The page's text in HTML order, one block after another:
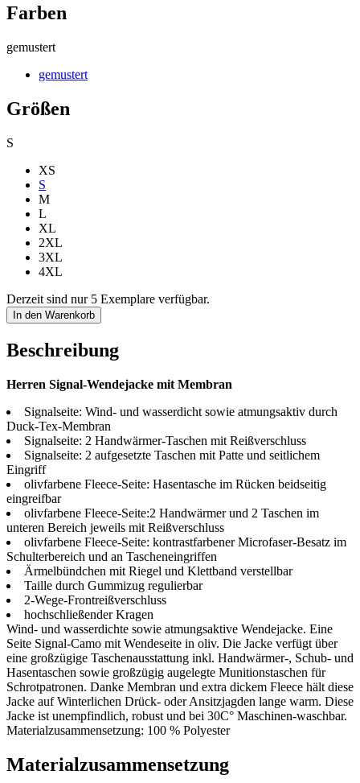
Farben
gemustert
gemustert
Größen
S
XS
S
M
L
XL
2XL
3XL
4XL
Derzeit sind nur 5 Exemplare verfügbar.
In den Warenkorb
Beschreibung
Herren Signal-Wendejacke mit Membran
Signalseite: Wind- und wasserdicht sowie atmungsaktiv durch
Duck-Tex-Membran
Signalseite: 2 Handwärmer-Taschen mit Reißverschluss
Signalseite: 2 aufgesetzte Taschen mit Patte und seitlichem
Eingriff
olivfarbene Fleece-Seite: Hasentasche im Rücken beidseitig
eingreifbar
olivfarbene Fleece-Seite:2 Handwärmer und 2 Taschen im
unteren Bereich jeweils mit Reißverschluss
olivfarbene Fleece-Seite: kontrastfarbener Microfaser-Besatz im
Schulterbereich und an Tascheneingriffen
Ärmelbündchen mit Riegel und Klettband verstellbar
Taille durch Gummizug regulierbar
2-Wege-Frontreißverschluss
hochschließender Kragen
Wind- und wasserdichte sowie atmungsaktive Wendejacke. Eine
Seite Signal-Camo mit Wendeseite in oliv. Die Jacke verfügt über
eine großzügige Taschenausstattung inkl. Handwärmer-, Schub- und
Hasentaschen sowie großzügig augelegte Munitionstaschen für
Schrotpatronen. Danke Membran und extra dickem Fleece hält diese
Jacke auf Winterlichen Drück- oder Ansitzjagden lange warm. Diese
Jacke ist unempfindlich, robust und bei 30C° Maschinen-waschbar.
Materialzusammensetzung: 100 % Polyester
Materialzusammensetzung